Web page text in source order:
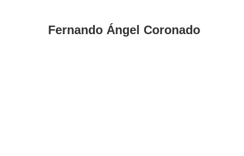
Fernando Ángel Coronado